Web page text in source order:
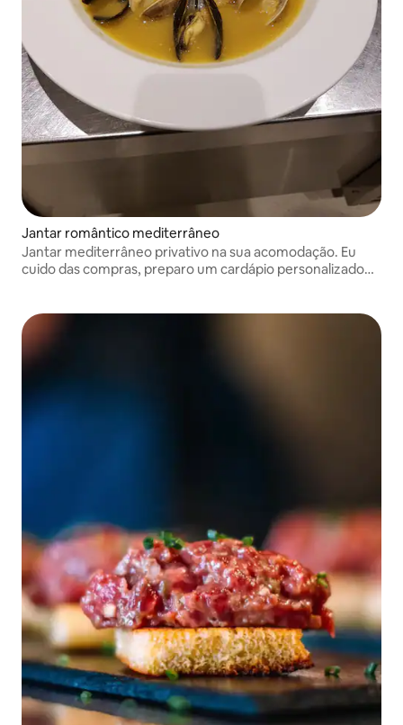
Jantar romântico mediterrâneo
Jantar mediterrâneo privativo na sua acomodação. Eu
cuido das compras, preparo um cardápio personalizado